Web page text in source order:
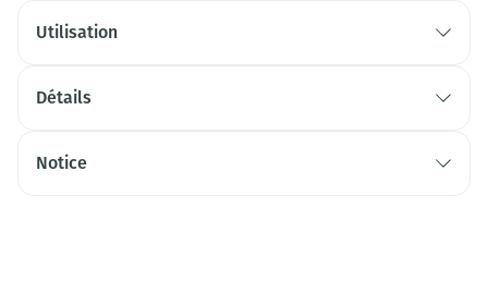
Utilisation
Détails
Notice